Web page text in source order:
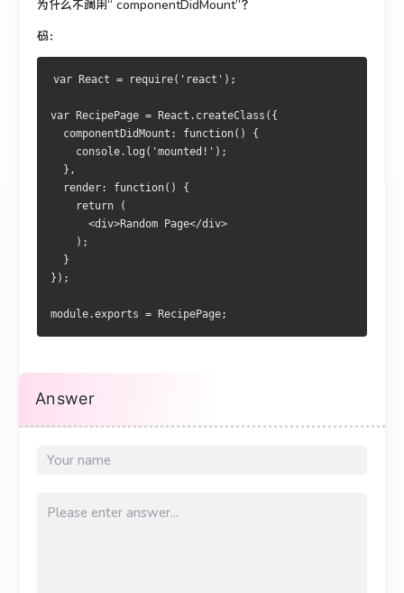
为什么不调用“ componentDidMount”？
码：
var React = require('react');
var RecipePage = React.createClass({
  componentDidMount: function() {
    console.log('mounted!');
  },
  render: function() {
    return (
      <div>Random Page</div>
    );
  }
});
module.exports = RecipePage;
Answer